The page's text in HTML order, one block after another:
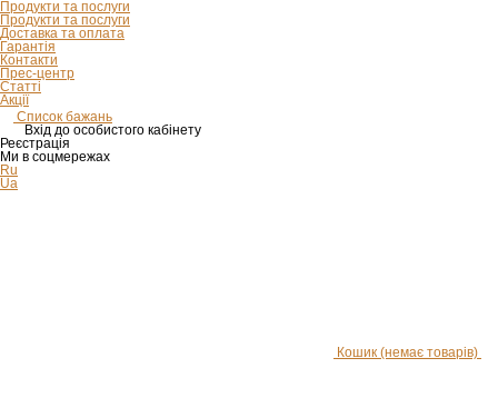
Продукти та послуги
Продукти та послуги
Доставка та оплата
Гарантія
Контакти
Прес-центр
Статті
Акції
Список бажань
Вхід до особистого кабінету
Реєстрація
Ми в соцмережах
Ru
Ua
Кошик (немає товарів)